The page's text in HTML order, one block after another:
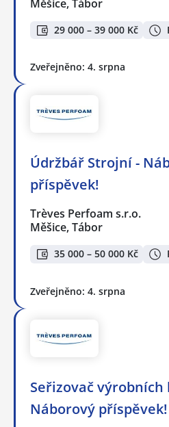
Měšice, Tábor
29 000 – 39 000 Kč
Zveřejněno: 4. srpna
Údržbář Strojní -
příspěvek!
Trèves Perfoam s.r.o.
Měšice, Tábor
35 000 – 50 000 Kč
Zveřejněno: 4. srpna
Seřizovač výrobních
Náborový příspěvek!